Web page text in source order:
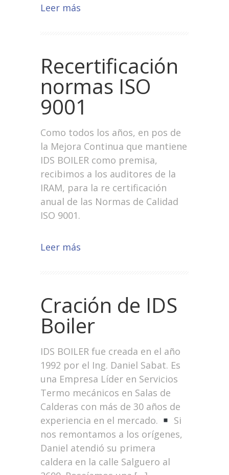
Leer más
Recertificación
normas ISO
9001
Como todos los años, en pos de
la Mejora Continua que mantiene
IDS BOILER como premisa,
recibimos a los auditores de la
IRAM, para la re certificación
anual de las Normas de Calidad
ISO 9001.
Leer más
Cración de IDS
Boiler
IDS BOILER fue creada en el año
1992 por el Ing. Daniel Sabat. Es
una Empresa Líder en Servicios
Termo mecánicos en Salas de
Calderas con más de 30 años de
experiencia en el mercado.
Si
nos remontamos a los orígenes,
Daniel atendió su primera
caldera en la calle Salguero al